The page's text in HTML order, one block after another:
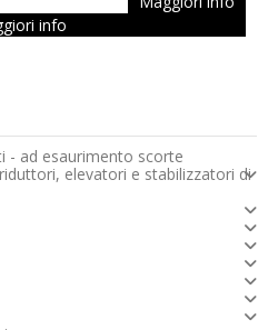
info
- ad esaurimento scorte
elevatori e stabilizzatori di